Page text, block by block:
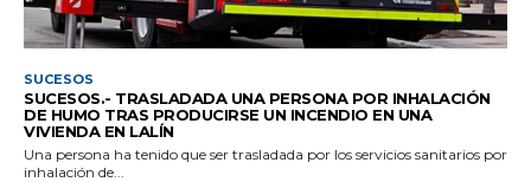
SUCESOS
SUCESOS.- TRASLADADA UNA PERSONA POR INHALACIÓN
DE HUMO TRAS PRODUCIRSE UN INCENDIO EN UNA
VIVIENDA EN LALÍN
Una persona ha tenido que ser trasladada por los servicios sanitarios por
inhalación de...